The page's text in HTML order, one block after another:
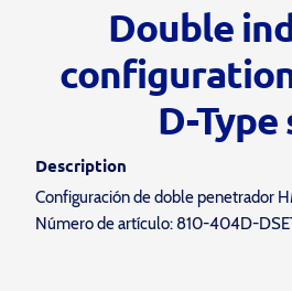
Double
D-Type
Description
Configuración de doble penetrador
Número de artículo: 810-404D-